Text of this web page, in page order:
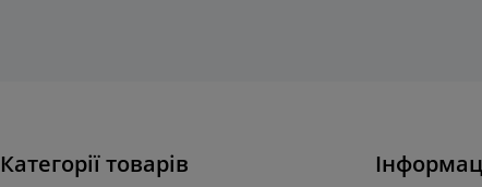
Категорії товарів